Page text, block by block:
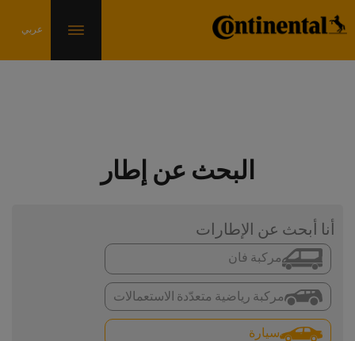
البحث عن إطار
أنا أبحث عن الإطارات
سيارة
مركبة رياضية متعدّدة الاستعمالات
مركبة فان